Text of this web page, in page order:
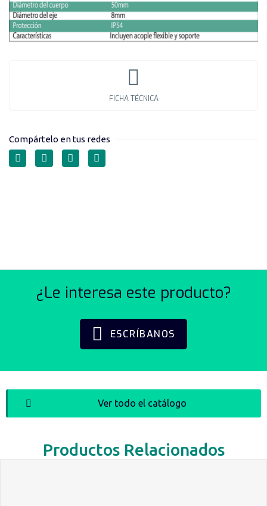
FICHA TÉCNICA
Compártelo en tus redes
¿Le interesa este producto?
ESCRÍBANOS
Productos Relacionados
Ver todo el catálogo